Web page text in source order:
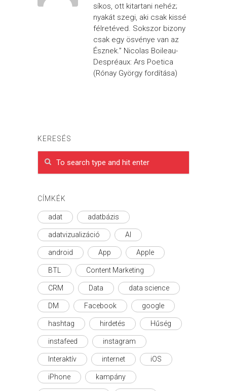
síkos, ott kitartani nehéz;
nyakát szegi, aki csak kissé
félretéved. Sokszor bizony
csak egy ösvénye van az
Észnek.” Nicolas Boileau-
Despréaux: Ars Poetica
(Rónay György fordítása)
KERESÉS
CÍMKÉK
adat adatbázis
adatvizualizáció AI
android App Apple
BTL Content Marketing
CRM Data data science
DM Facebook google
hashtag hirdetés Hűség
instafeed instagram
Interaktív internet iOS
iPhone kampány